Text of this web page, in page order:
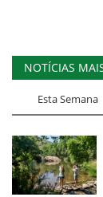
NOTÍCIAS
Esta Semana